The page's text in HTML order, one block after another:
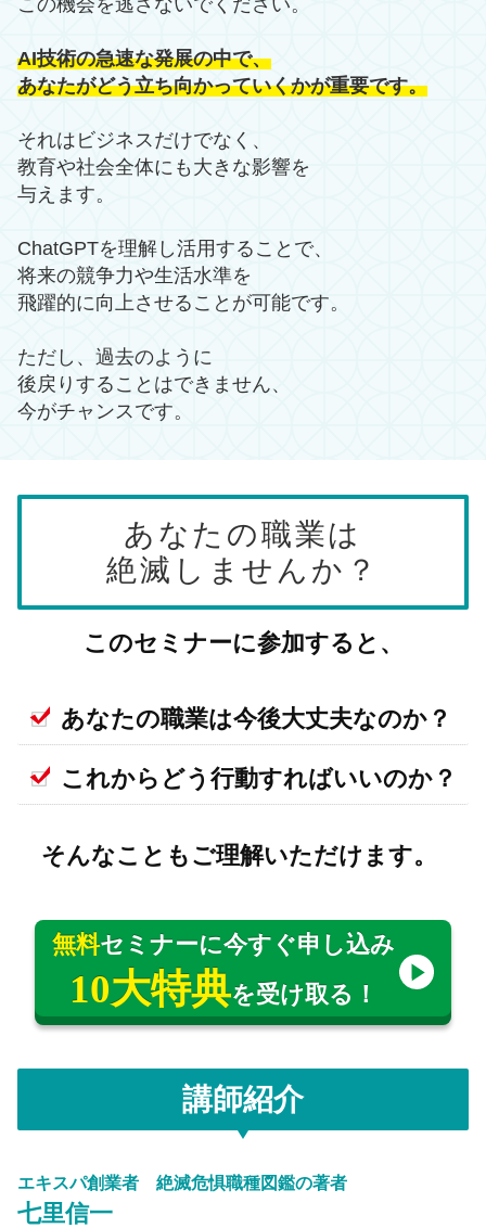
AI技術の急速な発展の中で、
あなたがどう立ち向かっていくかが重要です。
それはビジネスだけでなく、
教育や社会全体にも大きな影響を
与えます。
ChatGPTを理解し活用することで、
将来の競争力や生活水準を
飛躍的に向上させることが可能です。
ただし、過去のように
後戻りすることはできません、
今がチャンスです。
あなたの職業は
絶滅しませんか？
このセミナーに参加すると、
あなたの職業は今後大丈夫なのか？
これからどう行動すればいいのか？
そんなこともご理解いただけます。
無料セミナーに今すぐ申し込み
10大特典を受け取る！
講師紹介
エキスパ創業者 絶滅危惧職種図鑑の著者
七里信一